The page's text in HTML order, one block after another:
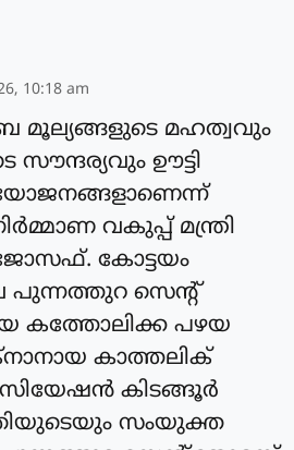
10:18 am
മൂല്യങ്ങളുടെ മഹത്വവും
സൗന്ദര്യവും ഊട്ടി
വകുപ്പ് മന്ത്രി
കോട്ടയം
സെന്റ്
കത്തോലിക്ക പഴയ
കാത്തലിക്
കിടങ്ങൂര്‍
സംയുക്ത